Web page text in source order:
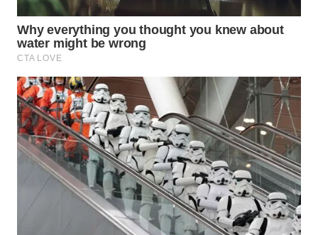
WN
PADANG
LAWAS
WN
SUMEDANG
WN
CIANJUR
WN
KEPULAUAN